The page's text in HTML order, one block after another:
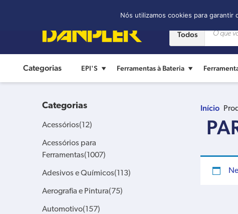
Todos
Categorias EPI'S Ferramentas à Bateria
Início
Categorias
Acessórios(12)
Acessórios para
Ferramentas(1007)
Adesivos e Químicos(113)
Aerografia e Pintura(75)
Automotivo(157)
Nós utilizamos cookies para